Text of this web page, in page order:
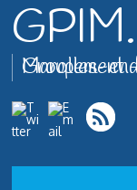
Groupement de parents